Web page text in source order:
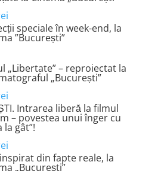
speciale în week-end, la
”București”
„Libertate” – reproiectat la
„București”
Intrarea liberă la filmul
– povestea unui înger cu
la gât”!
din fapte reale, la
„București”